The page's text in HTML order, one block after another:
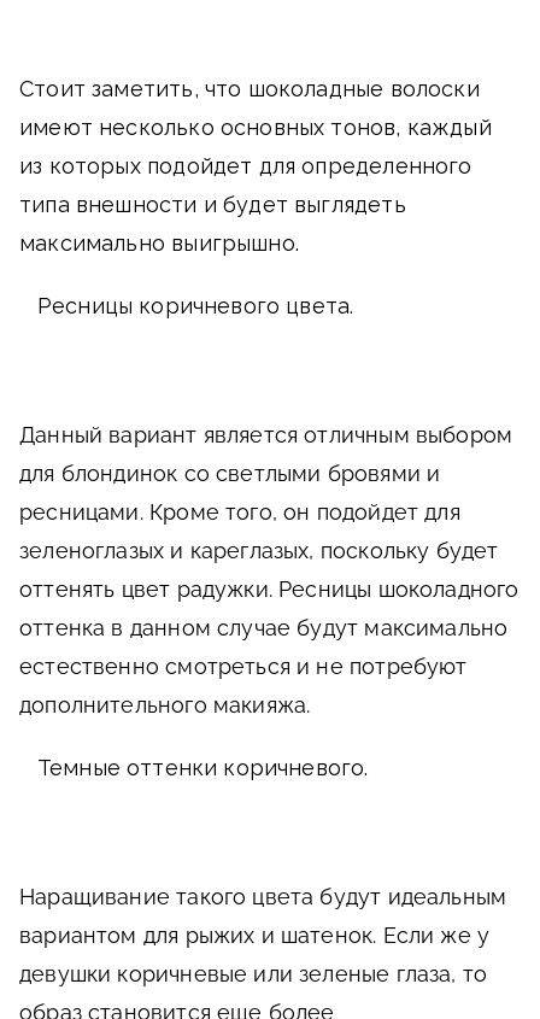
Стоит заметить, что шоколадные волоски
имеют несколько основных тонов, каждый
из которых подойдет для определенного
типа внешности и будет выглядеть
максимально выигрышно.
Ресницы коричневого цвета.
Данный вариант является отличным выбором
для блондинок со светлыми бровями и
ресницами. Кроме того, он подойдет для
зеленоглазых и кареглазых, поскольку будет
оттенять цвет радужки. Ресницы шоколадного
оттенка в данном случае будут максимально
естественно смотреться и не потребуют
дополнительного макияжа.
Темные оттенки коричневого.
Наращивание такого цвета будут идеальным
вариантом для рыжих и шатенок. Если же у
девушки коричневые или зеленые глаза, то
образ становится еще более